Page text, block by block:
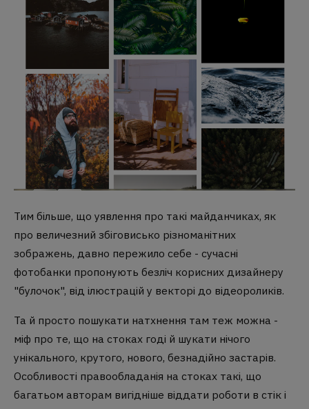
Тим більше, що уявлення про такі майданчиках, як
про величезний збіговисько різноманітних
зображень, давно пережило себе - сучасні
фотобанки пропонують безліч корисних дизайнеру
"булочок", від ілюстрацій у векторі до відеороликів.
Та й просто пошукати натхнення там теж можна -
міф про те, що на стоках годі й шукати нічого
унікального, крутого, нового, безнадійно застарів.
Особливості правообладанія на стоках такі, що
багатьом авторам вигідніше віддати роботи в стік і